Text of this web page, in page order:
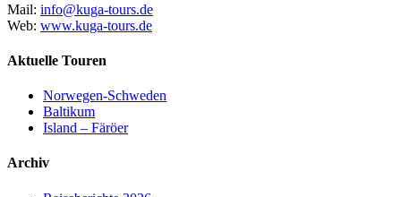
Mail: info@kuga-tours.de
Web: www.kuga-tours.de
Aktuelle Touren
Norwegen-Schweden
Baltikum
Island – Färöer
Archiv